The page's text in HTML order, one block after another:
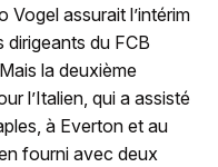
Vogel assurait l’intérim
dirigeants du FCB
la deuxième
l’Italien, qui a assisté
à Everton et au
fourni avec deux